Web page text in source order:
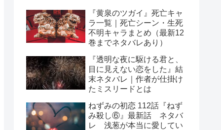
『黄泉のツガイ』死亡キャ
ラ一覧｜死亡シーン・生死
不明キャラまとめ（最新12
巻までネタバレあり）
『透明な夜に駆ける君と、
目に見えない恋をした』結
末ネタバレ｜作者が仕掛け
たミスリードとは
ねずみの初恋 112話『ねず
み殺し⑥』最新話 ネタバ
レ 浅葱が本当に愛してい